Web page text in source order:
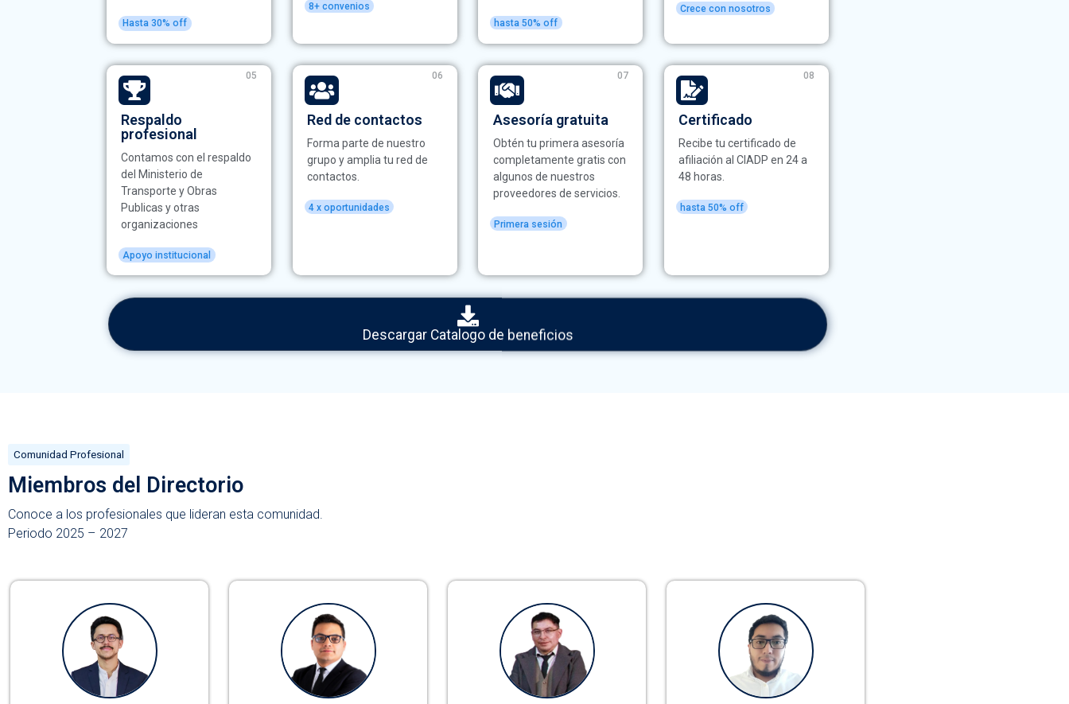
Hasta 30% off
8+ convenios
hasta 50% off
Crece con nosotros
05
Respaldo
profesional
Contamos con el respaldo
del Ministerio de
Transporte y Obras
Publicas y otras
organizaciones
Apoyo institucional
06
Red de contactos
Forma parte de nuestro
grupo y amplia tu red de
contactos.
4 x oportunidades
07
Asesoría gratuita
Obtén tu primera asesoría
completamente gratis con
algunos de nuestros
proveedores de servicios.
Primera sesión
08
Certificado
Recibe tu certificado de
afiliación al CIADP en 24 a
48 horas.
hasta 50% off
Descargar Catalogo de beneficios
Comunidad Profesional
Miembros del Directorio
Conoce a los profesionales que lideran esta comunidad.
Periodo 2025 – 2027